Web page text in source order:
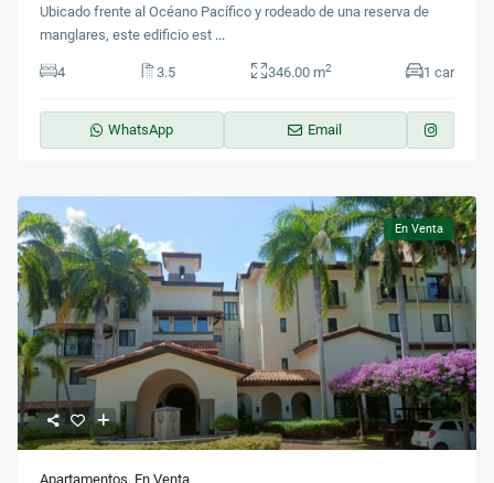
Ubicado frente al Océano Pacífico y rodeado de una reserva de
manglares, este edificio est ...
4 3.5 346.00 m2 1 car
WhatsApp Email
En Venta
Apartamentos, En Venta